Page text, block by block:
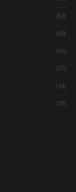
(62)
(48)
(45)
(37)
(34)
(29)